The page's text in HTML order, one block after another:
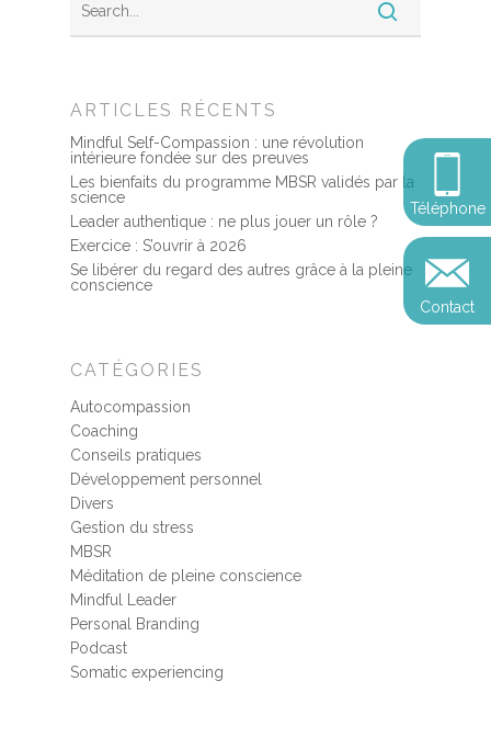
ARTICLES RÉCENTS
Mindful Self-Compassion : une révolution
intérieure fondée sur des preuves
Les bienfaits du programme MBSR validés par la
science
Leader authentique : ne plus jouer un rôle ?
Exercice : S’ouvrir à 2026
Se libérer du regard des autres grâce à la pleine
conscience
CATÉGORIES
Autocompassion
Coaching
Conseils pratiques
Développement personnel
Divers
Gestion du stress
MBSR
Méditation de pleine conscience
Mindful Leader
Personal Branding
Podcast
Somatic experiencing
Téléphone
Contact
Méditation pleine
Calendrier
Devenir praticien en
de pleine conscience
Somatic Expériencing
Révelez votre
votre impact
Conférences
Développement
personnel
Révelez votre
votre impact
Reconversion et
professionnelle
Explorer
et découvrir
Blog
Podcast